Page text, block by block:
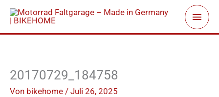
Zum
Inhalt
springen
20170729_184758
Von bikehome / Juli 26, 2025